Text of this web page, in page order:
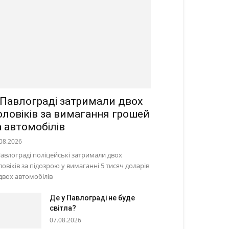
затримали двох
за вимагання грошей
автомобілів
поліцейські затримали двох
за підозрою у вимаганні 5 тисяч доларів
автомобілів
Де у Павлограді не буде
світла?
07.08.2026